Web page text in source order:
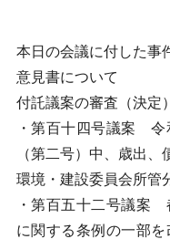
本日の会議に付した事
意見書について
付託議案の審査（決定）
・第百十四号議案 令
（第二号）中、歳出
環境・建設委員会所管
・第百五十二号議案
に関する条例の一部